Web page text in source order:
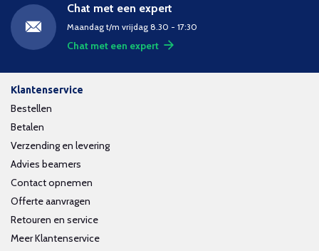
Chat met een expert
Maandag t/m vrijdag 8.30 - 17:30
Chat met een expert
Klantenservice
Bestellen
Betalen
Verzending en levering
Advies beamers
Contact opnemen
Offerte aanvragen
Retouren en service
Meer Klantenservice